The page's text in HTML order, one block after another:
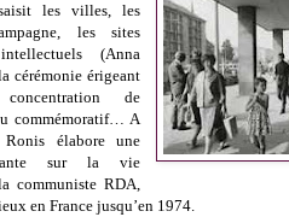
les villes, les
les sites
(Anna
cérémonie érigeant
de
commémoratif… A
élabore une
sur la vie
communiste RDA,
en France jusqu’en 1974.